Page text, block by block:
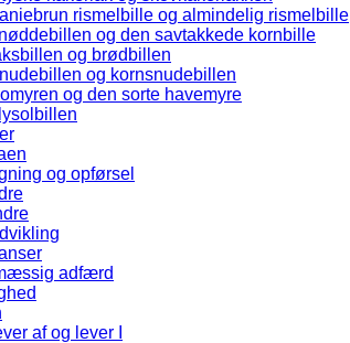
rismelbille og almindelig rismelbille
og den savtakkede kornbille
og brødbillen
og kornsnudebillen
og den sorte havemyre
og opførsel
adfærd
af og lever I